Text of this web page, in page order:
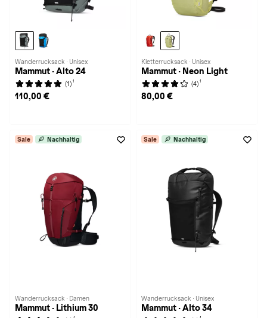
Wanderrucksack · Unisex
Mammut · Alto 24
(1) 1
110,00 €
Kletterrucksack · Unisex
Mammut · Neon Light
(4) 1
80,00 €
Sale Nachhaltig
Wanderrucksack · Damen
Mammut · Lithium 30
Sale Nachhaltig
Wanderrucksack · Unisex
Mammut · Alto 34